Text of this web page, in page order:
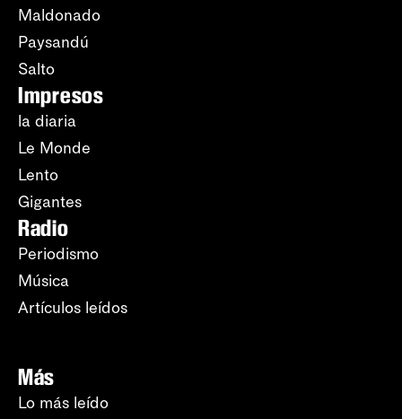
Maldonado
Paysandú
Salto
Impresos
la diaria
Le Monde
Lento
Gigantes
Radio
Periodismo
Música
Artículos leídos
Más
Lo más leído